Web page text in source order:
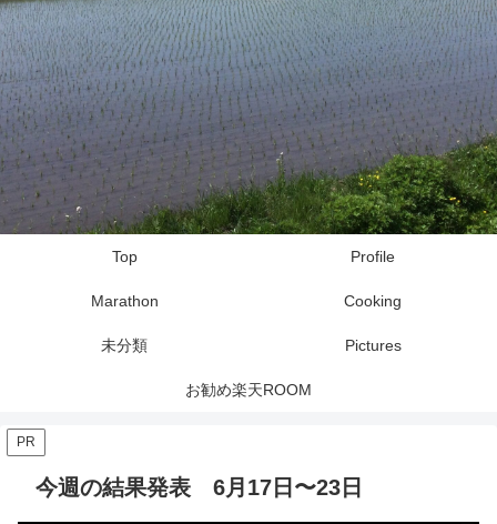
Top Profile
Marathon Cooking
未分類 Pictures
お勧め楽天ROOM
PR
今週の結果発表 6月17日〜23日